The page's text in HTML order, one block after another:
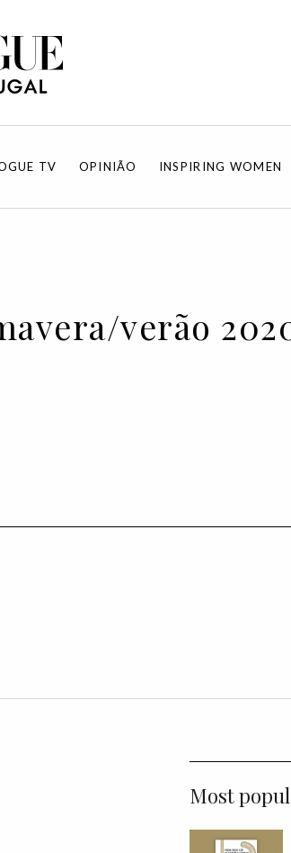
TV OPINIÃO INSPIRING WOMEN
verão
Most